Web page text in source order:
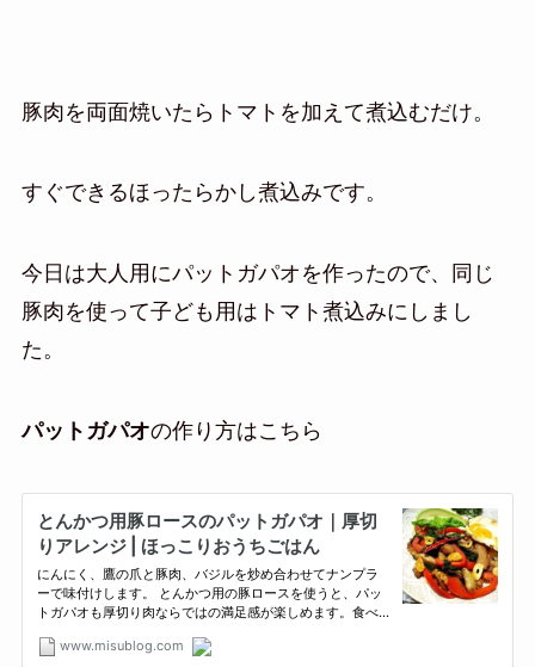
豚肉を両面焼いたらトマトを加えて煮込むだけ。
すぐできるほったらかし煮込みです。
今日は大人用にパットガパオを作ったので、同じ
豚肉を使って子ども用はトマト煮込みにしまし
た。
パットガパオの作り方はこちら